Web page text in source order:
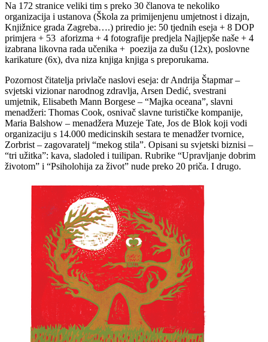
Na 172 stranice veliki tim s preko 30 članova te nekoliko
organizacija i ustanova (Škola za primijenjenu umjetnost i dizajn,
Knjižnice grada Zagreba….) priredio je: 50 tjednih eseja + 8 DOP
primjera + 53 aforizma + 4 fotografije predjela Najljepše naše + 4
izabrana likovna rada učenika + poezija za dušu (12x), poslovne
karikature (6x), dva niza knjiga knjiga s preporukama.
Pozornost čitatelja privlače naslovi eseja: dr Andrija Štapmar –
svjetski vizionar narodnog zdravlja, Arsen Dedić, svestrani
umjetnik, Elisabeth Mann Borgese – “Majka oceana”, slavni
menadžeri: Thomas Cook, osnivač slavne turističke kompanije,
Maria Balshow – menadžera Muzeje Tate, Jos de Blok koji vodi
organizaciju s 14.000 medicinskih sestara te menadžer tvornice,
Zorbrist – zagovaratelj “mekog stila”. Opisani su svjetski biznisi –
“tri užitka”: kava, sladoled i tuilipan. Rubrike “Upravljanje dobrim
životom” i “Psiholohija za život” nude preko 20 priča. I drugo.